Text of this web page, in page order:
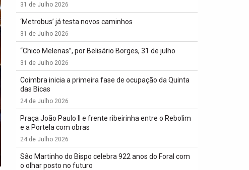
31 de Julho 2026
‘Metrobus’ já testa novos caminhos
31 de Julho 2026
“Chico Melenas”, por Belisário Borges, 31 de julho
31 de Julho 2026
Coimbra inicia a primeira fase de ocupação da Quinta
das Bicas
24 de Julho 2026
Praça João Paulo II e frente ribeirinha entre o Rebolim
e a Portela com obras
24 de Julho 2026
São Martinho do Bispo celebra 922 anos do Foral com
o olhar posto no futuro